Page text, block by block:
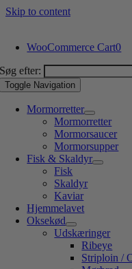
Skip to content
WooCommerce Cart0
Søg efter:
Toggle Navigation
Mormorretter
Mormorretter
Mormorsaucer
Mormorsupper
Fisk & Skaldyr
Fisk
Skaldyr
Kaviar
Hjemmelavet
Oksekød
Udskæringer
Ribeye
Striploin /